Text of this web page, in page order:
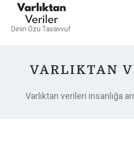
Dinin Özü Tasavvuf
VARLIKTAN
Varlıktan verileri insanlığa